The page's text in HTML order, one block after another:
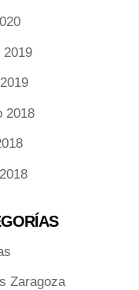
2019
2018
Zaragoza